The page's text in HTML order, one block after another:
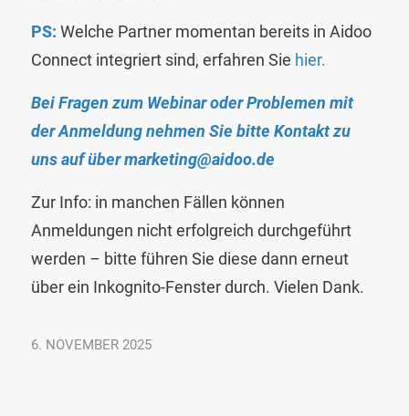
PS: Welche Partner momentan bereits in Aidoo
Connect integriert sind, erfahren Sie hier.
Bei Fragen zum Webinar oder Problemen mit
der Anmeldung nehmen Sie bitte Kontakt zu
uns auf übermarketing@aidoo.de
Zur Info: in manchen Fällen können
Anmeldungen nicht erfolgreich durchgeführt
werden – bitte führen Sie diese dann erneut
über ein Inkognito-Fenster durch. Vielen Dank.
6. NOVEMBER 2025